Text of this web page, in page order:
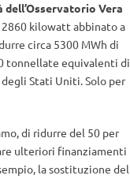
Vera
kilowatt abbinato a
circa 5300 MWh di
tonnellate equivalenti di
Stati Uniti. Solo per
di ridurre del 50 per
ulteriori finanziamenti
la sostituzione del